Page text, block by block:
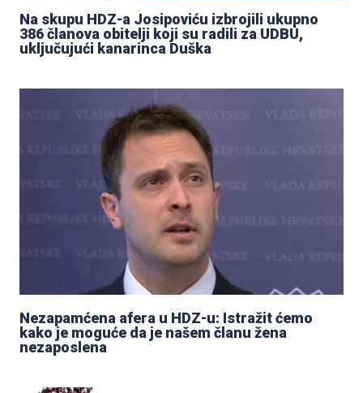
Na skupu HDZ-a Josipoviću izbrojili ukupno
386 članova obitelji koji su radili za UDBU,
uključujući kanarinca Duška
Nezapamćena afera u HDZ-u: Istražit ćemo
kako je moguće da je našem članu žena
nezaposlena